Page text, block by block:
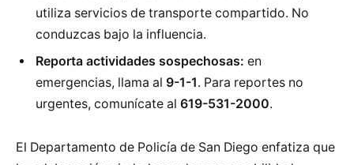
utiliza servicios de transporte compartido. No
conduzcas bajo la influencia.
Reporta actividades sospechosas: en
emergencias, llama al 9-1-1. Para reportes no
urgentes, comunícate al 619-531-2000.
El Departamento de Policía de San Diego enfatiza que